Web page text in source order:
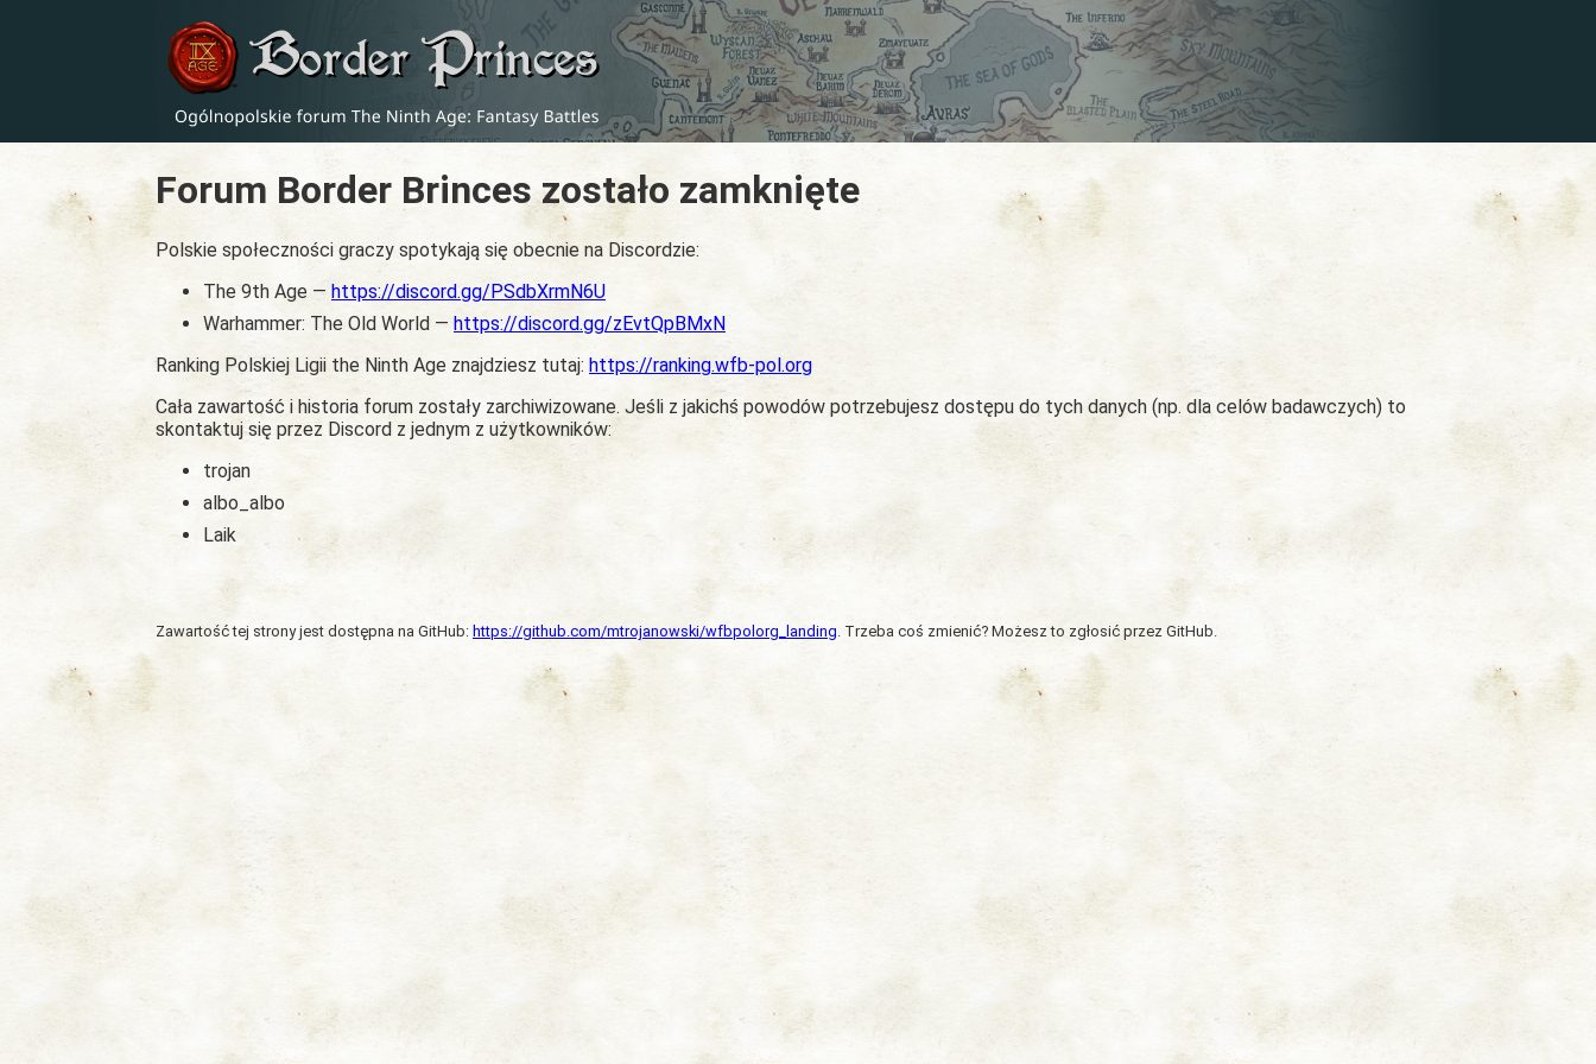
Forum Border Brinces zostało zamknięte
Polskie społeczności graczy spotykają się obecnie na Discordzie:
The 9th Age — https://discord.gg/PSdbXrmN6U
Warhammer: The Old World — https://discord.gg/zEvtQpBMxN
Ranking Polskiej Ligii the Ninth Age znajdziesz tutaj: https://ranking.wfb-pol.org
Cała zawartość i historia forum zostały zarchiwizowane. Jeśli z jakichś powodów potrzebujesz dostępu do tych danych (np. dla celów badawczych) to
skontaktuj się przez Discord z jednym z użytkowników:
trojan
albo_albo
Laik
Zawartość tej strony jest dostępna na GitHub: https://github.com/mtrojanowski/wfbpolorg_landing . Trzeba coś zmienić? Możesz to zgłosić przez GitHub.